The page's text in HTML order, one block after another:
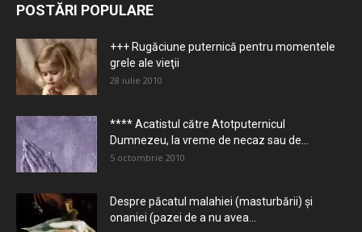
POSTĂRI POPULARE
+++ Rugăciune puternică pentru momentele
grele ale vieţii
28 iulie 2010
**** Acatistul către Atotputernicul
Dumnezeu, la vreme de necaz sau de...
5 octombrie 2010
Despre păcatul malahiei (masturbării) şi
onaniei (pazei de a nu avea...